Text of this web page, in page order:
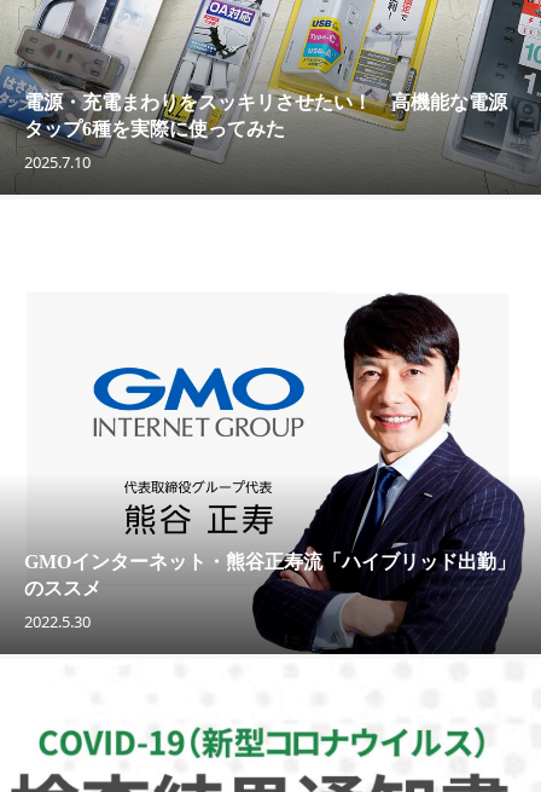
電源・充電まわりをスッキリさせたい！ 高機能な電源
タップ6種を実際に使ってみた
2025.7.10
GMOインターネット・熊谷正寿流「ハイブリッド出勤」
のススメ
2022.5.30